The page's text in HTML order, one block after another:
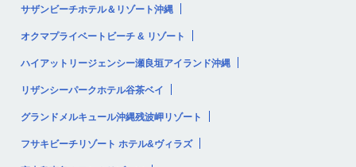
サザンビーチホテル＆リゾート沖縄
オクマプライベートビーチ & リゾート
ハイアットリージェンシー瀬良垣アイランド沖縄
リザンシーパークホテル谷茶ベイ
グランドメルキュール沖縄残波岬リゾート
フサキビーチリゾート ホテル&ヴィラズ